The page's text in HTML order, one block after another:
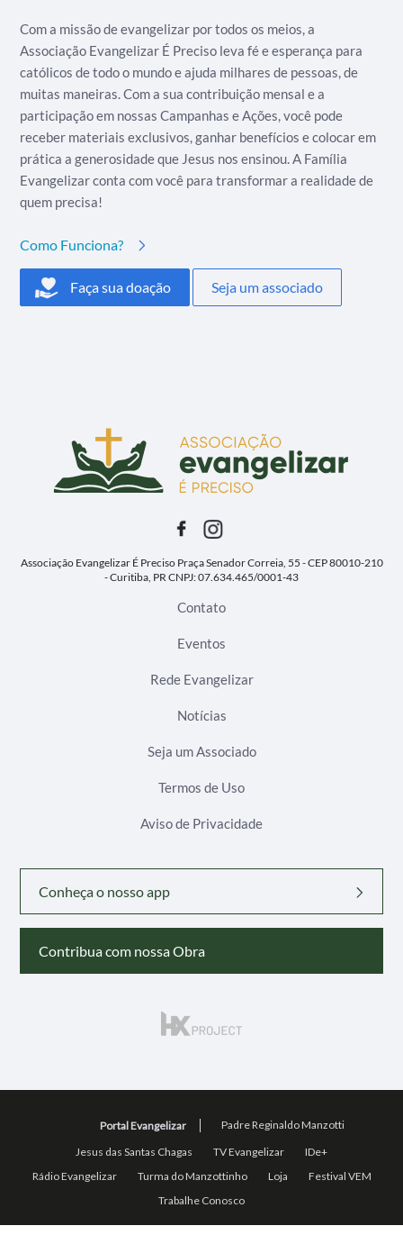
Com a missão de evangelizar por todos os meios, a
Associação Evangelizar É Preciso leva fé e esperança para
católicos de todo o mundo e ajuda milhares de pessoas, de
muitas maneiras. Com a sua contribuição mensal e a
participação em nossas Campanhas e Ações, você pode
receber materiais exclusivos, ganhar benefícios e colocar em
prática a generosidade que Jesus nos ensinou. A Família
Evangelizar conta com você para transformar a realidade de
quem precisa!
Como Funciona?
Faça sua doação Seja um associado
Associação Evangelizar É PrecisoPraça Senador Correia, 55 - CEP 80010-210
- Curitiba, PRCNPJ: 07.634.465/0001-43
Contato
Eventos
Rede Evangelizar
Notícias
Seja um Associado
Termos de Uso
Aviso de Privacidade
Conheça o nosso app
Contribua com nossa Obra